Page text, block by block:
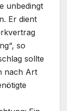
unbedingt
Er dient
so
sollte
nach Art